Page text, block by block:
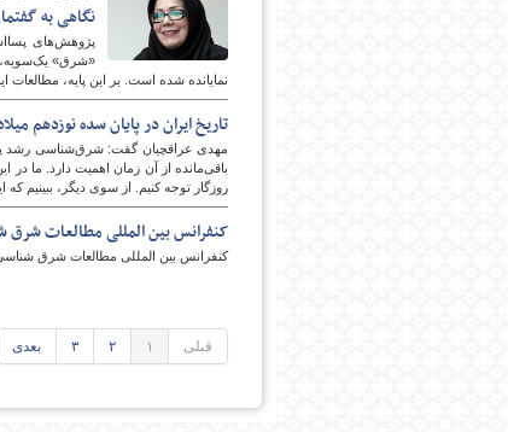
نگاهی به
پژوهش‌های
«شرق» یک‌سویه،
نمایانده شده است. بر این پایه،
تاریخ ایران در پایان سده نوزدهم
مهدی عراقچیان گفت: شرق‌شناسی رشد
باقی‌مانده از آن زمان اهمیت دارد. ما در
روزگار توجه کنیم. از سوی دیگر، ببینیم
کنفرانس بین المللی مطالعات شرق
کنفرانس بین المللی مطالعات شرق شناسی در روزهای ۱۸ و ۱۹ آبان ماه سال جاری در دانشگاه
قبلی ۱ ۲ ۳ بعدی